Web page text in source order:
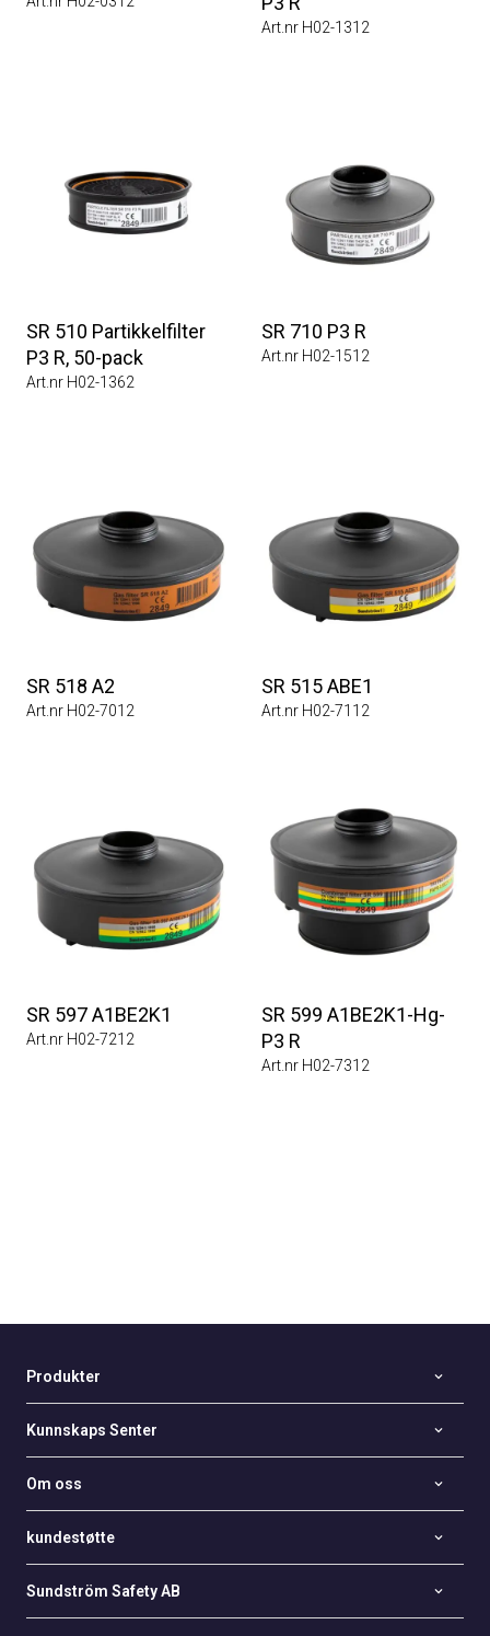
Art.nr H02-1312
SR 510 Partikkelfilter
P3 R, 50-pack
Art.nr H02-1362
SR 710 P3 R
Art.nr H02-1512
SR 518 A2
Art.nr H02-7012
SR 515 ABE1
Art.nr H02-7112
SR 597 A1BE2K1
Art.nr H02-7212
SR 599 A1BE2K1-Hg-
P3 R
Art.nr H02-7312
Produkter
Kunnskaps Senter
Om oss
kundestøtte
Sundström Safety AB